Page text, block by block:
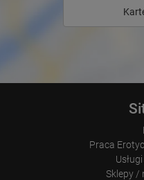
portal or did he leave it
How long did the visitor
Praca
Sklepy /